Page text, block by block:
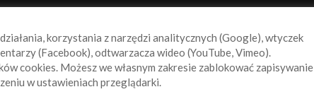
szukają aktualnych
motorowodniactwa i
korzystania z narzędzi analitycznych (Google), wtyczek
(Facebook), odtwarzacza wideo (YouTube, Vimeo).
cookies. Możesz we własnym zakresie zablokować zapisywanie
w ustawieniach przeglądarki.